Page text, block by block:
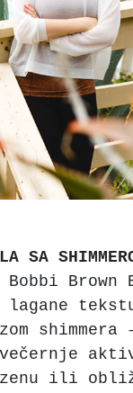
SA
Brown
lagane
shimmera
ili